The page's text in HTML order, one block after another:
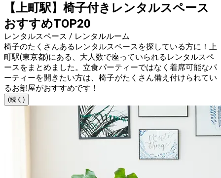
【上町駅】椅子付きレンタルスペース
おすすめTOP20
レンタルスペース / レンタルルーム
椅子のたくさんあるレンタルスペースを探している方に！上
町駅(東京都)にある、大人数で座っていられるレンタルスペ
ースをまとめました。立食パーティーではなく着席可能なパ
ーティーを開きたい方は、椅子がたくさん備え付けられてい
るお部屋がおすすめです！
(続く)